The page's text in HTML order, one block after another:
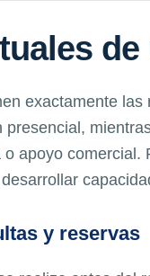
exactamente
apoyo comercial.
y reservas